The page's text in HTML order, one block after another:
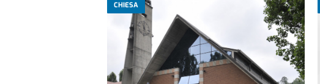
CHIESA